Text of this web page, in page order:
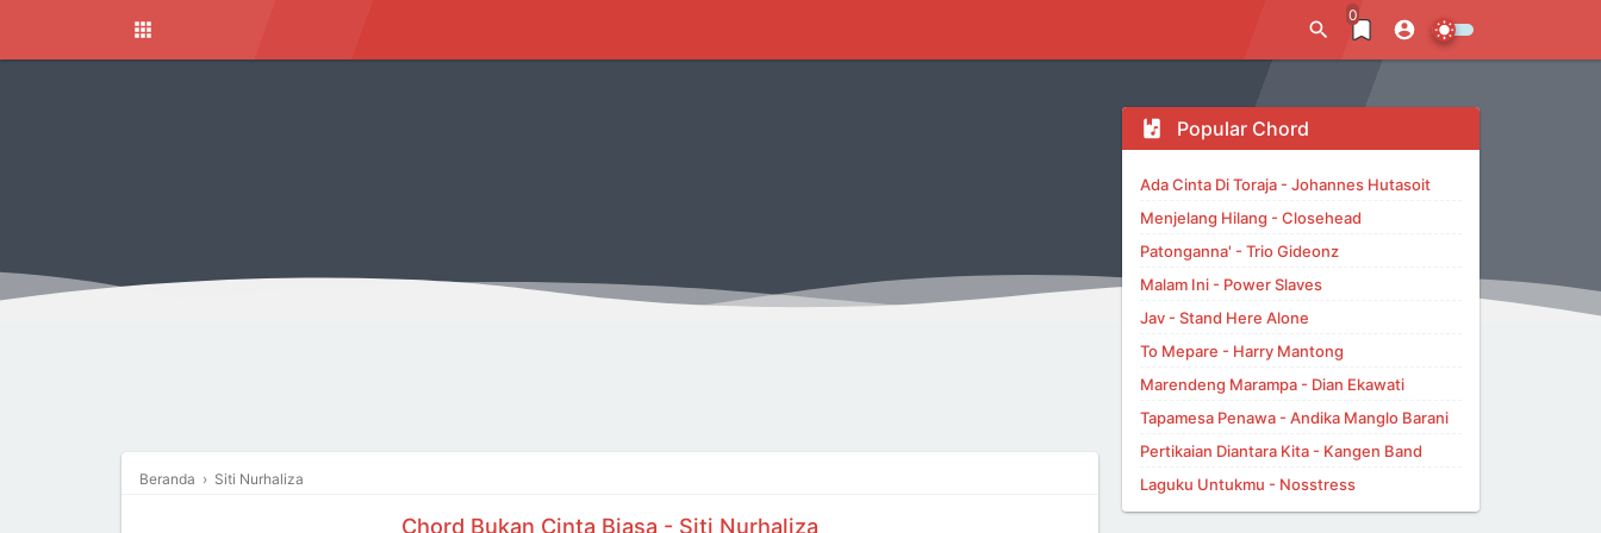
0
Beranda › Siti Nurhaliza
Chord Bukan Cinta Biasa - Siti Nurhaliza
Popular Chord
Ada Cinta Di Toraja - Johannes Hutasoit
Menjelang Hilang - Closehead
Patonganna' - Trio Gideonz
Malam Ini - Power Slaves
Jav - Stand Here Alone
To Mepare - Harry Mantong
Marendeng Marampa - Dian Ekawati
Tapamesa Penawa - Andika Manglo Barani
Pertikaian Diantara Kita - Kangen Band
Laguku Untukmu - Nosstress